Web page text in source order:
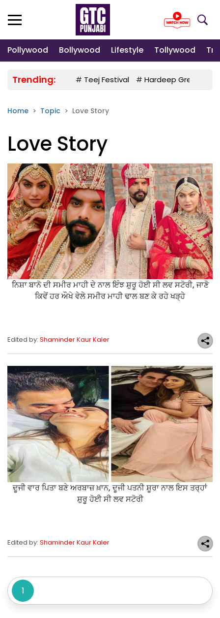
Pollywood Bollywood Lifestyle Tollywood
Trending: # Teej Festival # Hardeep Grewal
Home Topic Love Story
Love Story
ਨਿਸ਼ਾ ਬਾਨੋ ਦੀ ਸਮੀਰ ਮਾਹੀ ਦੇ ਨਾਲ ਇੰਝ ਸ਼ੁਰੂ ਹੋਈ ਸੀ ਲਵ ਸਟੋਰੀ, ਜਾਣੋ
ਕਿਵੇਂ ਹਰ ਔਖੇ ਵੇਲੇ ਸਮੀਰ ਮਾਹੀ ਢਾਲ ਬਣ ਕੇ ਰਹੇ ਖੜ੍ਹੇ
Edited by: Shaminder Kaur Kaler
ਦੂਜੀ ਵਾਰ ਪਿਤਾ ਬਣੇ ਅਰਬਾਜ਼ ਖ਼ਾਨ, ਦੂਜੀ ਪਤਨੀ ਸ਼ੂਰਾ ਨਾਲ ਇਸ ਤਰ੍ਹਾਂ
ਸ਼ੁਰੂ ਹੋਈ ਸੀ ਲਵ ਸਟੋਰੀ
Edited by: Shaminder Kaur Kaler
1